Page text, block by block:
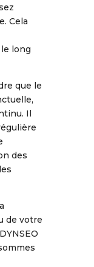
Cela
long
que le
Il
des
de votre